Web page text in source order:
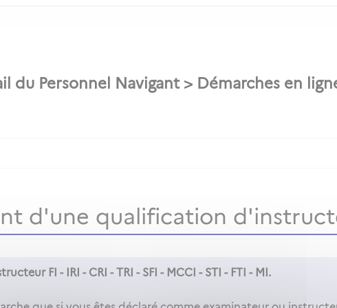
d'une qualification
FI - IRI - CRI - TRI - SFI - MCCI - STI - FTI - MI.